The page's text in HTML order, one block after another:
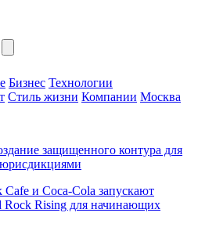
Бизнес Технологии
Стиль жизни Компании Москва
защищенного контура для
Cafe и Coca-Cola запускают
Rock Rising для начинающих